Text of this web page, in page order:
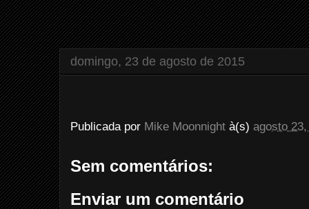
domingo, 23 de agosto de 2015
Publicada por Mike Moonnight à(s) agosto
Sem comentários:
Enviar um comentário